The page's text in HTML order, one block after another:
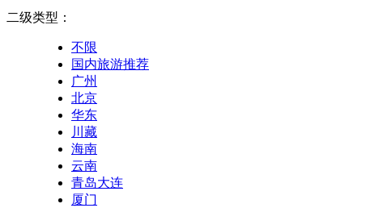
二级类型：
不限
国内旅游推荐
广州
北京
华东
川藏
海南
云南
青岛大连
厦门